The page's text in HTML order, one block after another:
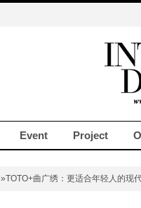
Event Project
»TOTO+曲广绣：更适合年轻人的现